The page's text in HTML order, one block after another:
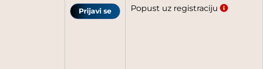
Prijavi se Popust uz registraciju